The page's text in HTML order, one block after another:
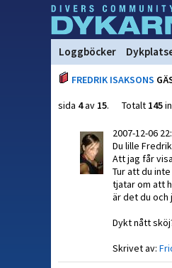
Loggböcker
FREDRIK ISAKSONS
sida 4av 15. Totalt 145
2007-12-06
Du lille
Att jag får
Tur att du
tjatar om att
är det du och
Dykt nått
Skrivet av: